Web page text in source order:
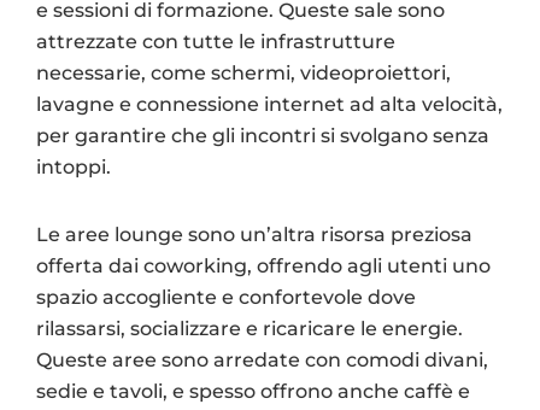
e sessioni di formazione. Queste sale sono
attrezzate con tutte le infrastrutture
necessarie, come schermi, videoproiettori,
lavagne e connessione internet ad alta velocità,
per garantire che gli incontri si svolgano senza
intoppi.
Le aree lounge sono un’altra risorsa preziosa
offerta dai coworking, offrendo agli utenti uno
spazio accogliente e confortevole dove
rilassarsi, socializzare e ricaricare le energie.
Queste aree sono arredate con comodi divani,
sedie e tavoli, e spesso offrono anche caffè e